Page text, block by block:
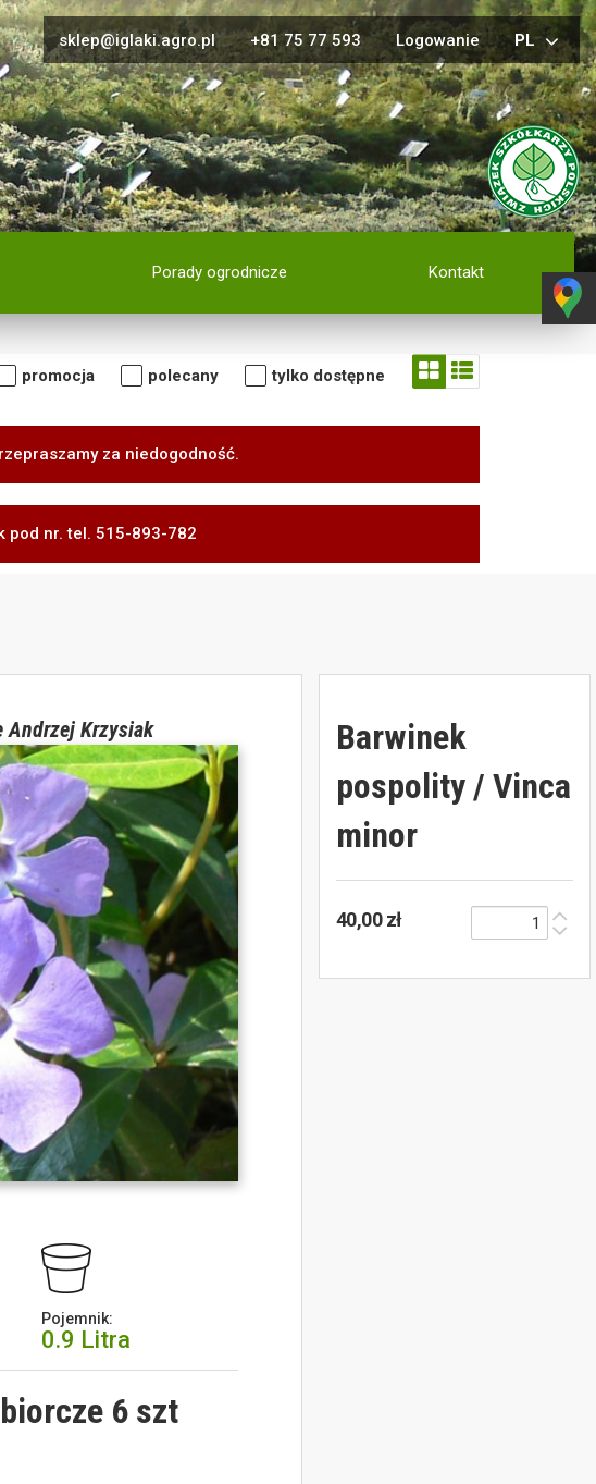
sklep@iglaki.agro.pl +81 75 77 593 Logowanie PL
Porady ogrodnicze Kontakt
promocja polecany tylko dostępne
za niedogodność.
pod nr. tel. 515-893-782
Andrzej Krzysiak
Pojemnik:
0.9 Litra
6 szt
Barwinek
pospolity / Vinca
minor
40,00 zł